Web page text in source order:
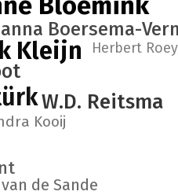
Kleijn
W.D. Reitsma
Boersema-
de Sande
Kooij
Herbert